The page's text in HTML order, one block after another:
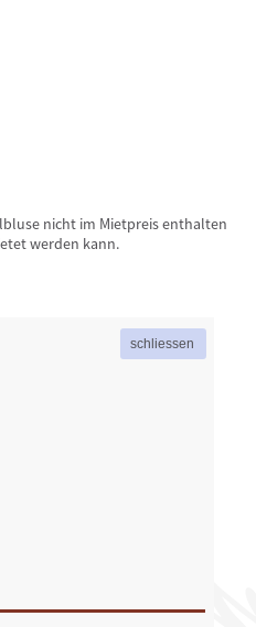
nicht im Mietpreis enthalten
werden kann.